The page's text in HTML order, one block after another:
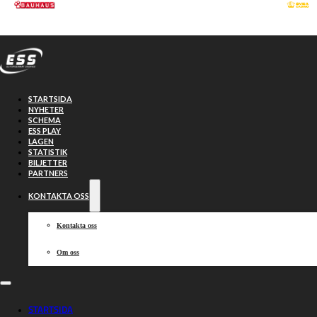
Hoppa till huvudinnehåll
STARTSIDA
NYHETER
SCHEMA
ESS PLAY
LAGEN
STATISTIK
BILJETTER
PARTNERS
KONTAKTA OSS
Kontakta oss
Om oss
STARTSIDA
Spännande helg i